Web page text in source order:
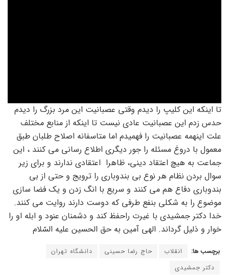
تا اینکه این کلیپ را دیدم وقتی عصبانیت این مرد بزرگ را دیدم
حدس زدم این عصبانیت عادی نیست تا اینکه از منابع مختلف
علت اینهمه عصبانیت را فهمیدم اما متاسفانه اصلاح طلبان طبق
معمول با دروغ مسئله را جور دیگری اطلاع رسانی می کنند ، این
جماعت به هیچ اعتقاد دینی، ظاهرا اعتقادی ندارند و برای زیر
سوال بردن نظام هر نوع بی بندوباری را ترویج و حتی از بی
بندوباری دفاع هم می کنند و سریع با انگ زدن و یک فضا سازی
موضوع را به شکلی بنفع طرفی که دوست دارند روایت می کنند.
خدا دکتر جمشیدی با غیرت راحفظ کند و دشمنان عنود و ابله او را
خوار و ذلیل گرداند. الهی آمین به حق الحسين عليه السّلام
برچسب ها: انقلاب حاج رضا حسینی
دانشگاه تهران
دکتر جمشیدی